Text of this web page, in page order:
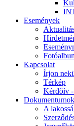
Események
Kapcsolat
Írjon
Térkép
Kérdőív
Dokumentumok
A